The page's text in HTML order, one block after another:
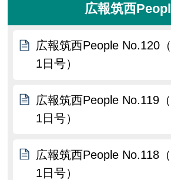
広報筑西
広報筑西People No.120
1日号）
広報筑西People No.119
1日号）
広報筑西People No.118
1日号）